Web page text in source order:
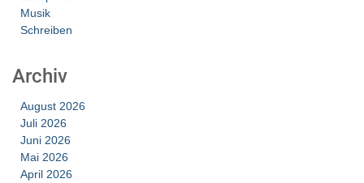
Musik
Schreiben
Archiv
August 2026
Juli 2026
Juni 2026
Mai 2026
April 2026